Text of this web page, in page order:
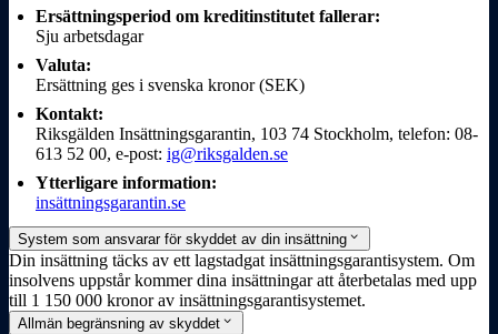
Ersättnings­­­­period om kreditinstitutet fallerar:
Sju arbetsdagar
Valuta:
Ersättning ges i svenska kronor (SEK)
Kontakt:
Riksgälden Insättnings­­­­garantin, 103 74 Stockholm, telefon: 08-
613 52 00, e-post: ig@riksgalden.se
Ytterligare information:
insättnings­­­­garantin.se
System som ansvarar för skyddet av din insättning expand_more
Din insättning täcks av ett lagstadgat insättnings­­­­garantisystem. Om
insolvens uppstår kommer dina insättningar att återbetalas med upp
till 1 150 000 kronor av insättnings­­­­garanti­systemet.
Allmän begränsning av skyddet expand_more